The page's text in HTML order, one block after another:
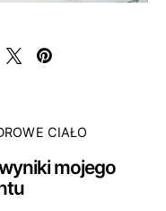
CIAŁO
mojego